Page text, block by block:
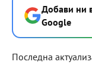
Добави ни
Google
Последна